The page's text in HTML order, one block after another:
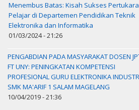
Menembus Batas: Kisah Sukses
Pelajar di Departemen Pendidikan Teknik
Elektronika dan Informatika
01/03/2024 - 21:26
PENGABDIAN PADA MASYARAKAT DOSEN
FT UNY: PENINGKATAN KOMPETENSI
PROFESIONAL GURU ELEKTRONIKA
SMK MA'ARIF 1 SALAM MAGELANG
10/04/2019 - 21:36